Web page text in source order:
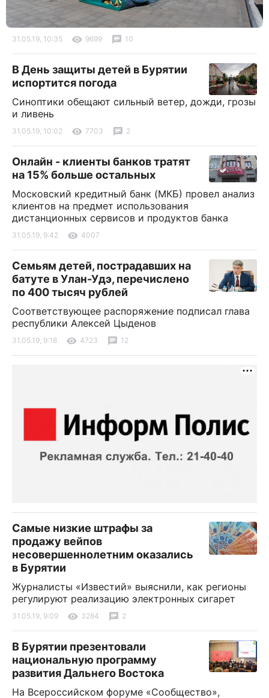
31.05.19, 10:35 9699 10
В День защиты детей в Бурятии
испортится погода
Синоптики обещают сильный ветер, дожди, грозы
и ливень
31.05.19, 10:02 7703 2
Онлайн - клиенты банков тратят
на 15% больше остальных
Московский кредитный банк (МКБ) провел анализ
клиентов на предмет использования
дистанционных сервисов и продуктов банка
31.05.19, 9:42 4007
Семьям детей, пострадавших на
батуте в Улан-Удэ, перечислено
по 400 тысяч рублей
Соответствующее распоряжение подписал глава
республики Алексей Цыденов
31.05.19, 9:18 4723 12
Самые низкие штрафы за
продажу вейпов
несовершеннолетним оказались
в Бурятии
Журналисты «Известий» выяснили, как регионы
регулируют реализацию электронных сигарет
31.05.19, 9:09 3284 2
В Бурятии презентовали
национальную программу
развития Дальнего Востока
На Всероссийском форуме «Сообщество»,